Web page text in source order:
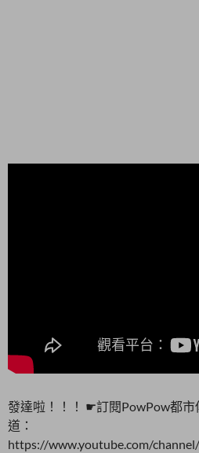
發達啦！！！ ☛訂閱PowPow都
道：
https://www.youtube.com/